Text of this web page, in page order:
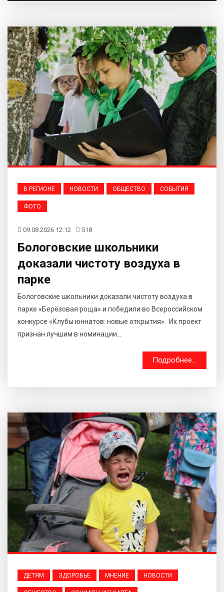
В РЕГИОНЕ НОВОСТИ ОБЩЕСТВО СОБЫТИЯ
ФОТО
09.08.2026 12:12 518
Бологовские школьники
доказали чистоту воздуха в
парке
Бологовские школьники доказали чистоту воздуха в
парке «Берёзовая роща» и победили во Всероссийском
конкурсе «Клубы юннатов: новые открытия». Их проект
признан лучшим в номинации...
Подробнее...
ДЕТЯМ ЗДОРОВЬЕ МНЕНИЕ НОВОСТИ